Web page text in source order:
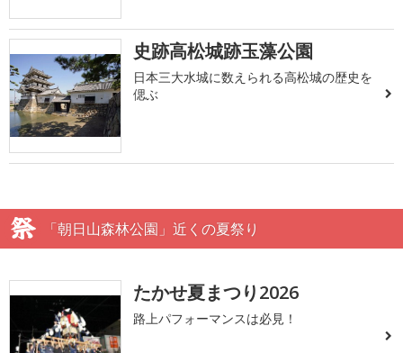
史跡高松城跡玉藻公園
日本三大水城に数えられる高松城の歴史を
偲ぶ
「朝日山森林公園」近くの夏祭り
たかせ夏まつり2026
路上パフォーマンスは必見！